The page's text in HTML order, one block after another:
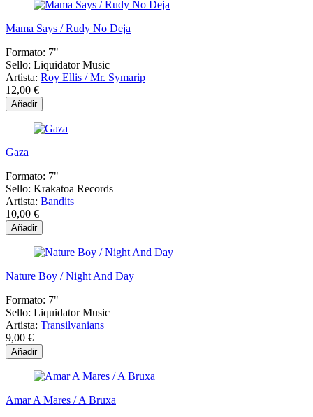
Mama Says / Rudy No Deja
Formato: 7"
Sello: Liquidator Music
Artista: Roy Ellis / Mr. Symarip
12,00 €
Añadir
Gaza
Formato: 7"
Sello: Krakatoa Records
Artista: Bandits
10,00 €
Añadir
Nature Boy / Night And Day
Formato: 7"
Sello: Liquidator Music
Artista: Transilvanians
9,00 €
Añadir
Amar A Mares / A Bruxa